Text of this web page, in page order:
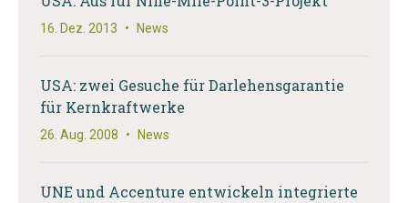
16. Dez. 2013 • News
USA: zwei Gesuche für Darlehensgarantie
für Kernkraftwerke
26. Aug. 2008 • News
UNE und Accenture entwickeln integrierte